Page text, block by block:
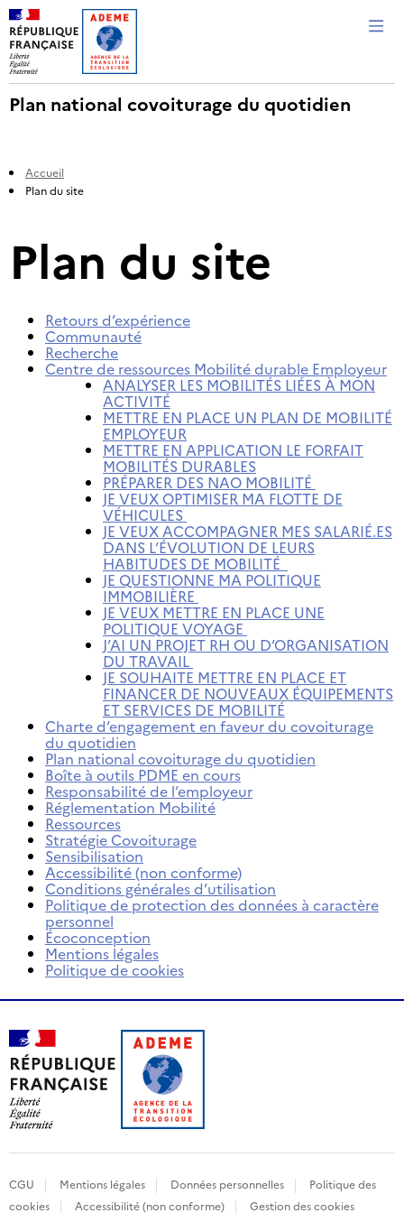
Plan national covoiturage du quotidien
Accueil
Plan du site
Plan du site
Retours d’expérience
Communauté
Recherche
Centre de ressources Mobilité durable Employeur
ANALYSER LES MOBILITÉS LIÉES À MON
ACTIVITÉ
METTRE EN PLACE UN PLAN DE MOBILITÉ
EMPLOYEUR
METTRE EN APPLICATION LE FORFAIT
MOBILITÉS DURABLES
PRÉPARER DES NAO MOBILITÉ
JE VEUX OPTIMISER MA FLOTTE DE
VÉHICULES
JE VEUX ACCOMPAGNER MES SALARIÉ.ES
DANS L’ÉVOLUTION DE LEURS
HABITUDES DE MOBILITÉ
JE QUESTIONNE MA POLITIQUE
IMMOBILIÈRE
JE VEUX METTRE EN PLACE UNE
POLITIQUE VOYAGE
J’AI UN PROJET RH OU D’ORGANISATION
DU TRAVAIL
JE SOUHAITE METTRE EN PLACE ET
FINANCER DE NOUVEAUX ÉQUIPEMENTS
ET SERVICES DE MOBILITÉ
Charte d’engagement en faveur du covoiturage
du quotidien
Plan national covoiturage du quotidien
Boîte à outils PDME en cours
Responsabilité de l’employeur
Réglementation Mobilité
Ressources
Stratégie Covoiturage
Sensibilisation
Accessibilité (non conforme)
Conditions générales d’utilisation
Politique de protection des données à caractère
personnel
Écoconception
Mentions légales
Politique de cookies
CGU Mentions légales Données personnelles
Politique des
cookies
Accessibilité (non conforme) Gestion des cookies